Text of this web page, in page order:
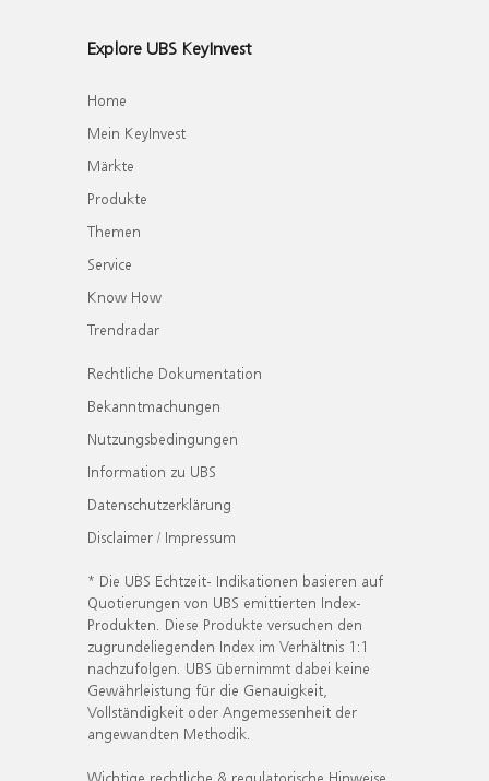
Explore UBS KeyInvest
Home
Mein KeyInvest
Märkte
Produkte
Themen
Service
Know How
Trendradar
Rechtliche Dokumentation
Bekanntmachungen
Nutzungsbedingungen
Information zu UBS
Datenschutzerklärung
Disclaimer / Impressum
* Die UBS Echtzeit- Indikationen basieren auf
Quotierungen von UBS emittierten Index-
Produkten. Diese Produkte versuchen den
zugrundeliegenden Index im Verhältnis 1:1
nachzufolgen. UBS übernimmt dabei keine
Gewährleistung für die Genauigkeit,
Vollständigkeit oder Angemessenheit der
angewandten Methodik.